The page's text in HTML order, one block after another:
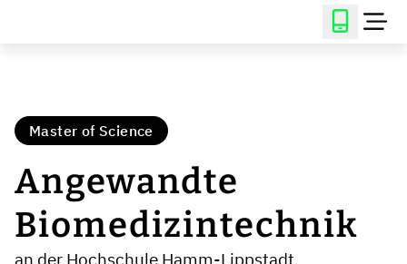
Master of Science
Angewandte
Biomedizintechnik
an der Hochschule Hamm-Lippstadt